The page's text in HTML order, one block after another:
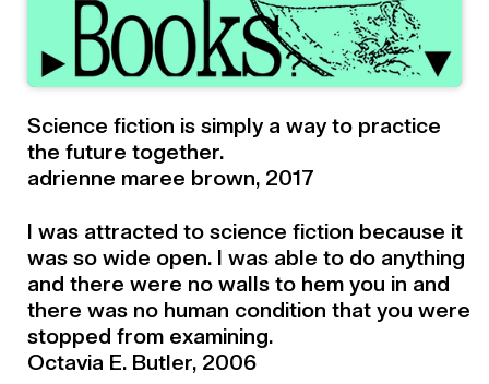
Science fiction is simply a way to practice
the future together.
adrienne maree brown, 2017
I was attracted to science fiction because it
was so wide open. I was able to do anything
and there were no walls to hem you in and
there was no human condition that you were
stopped from examining.
Octavia E. Butler, 2006